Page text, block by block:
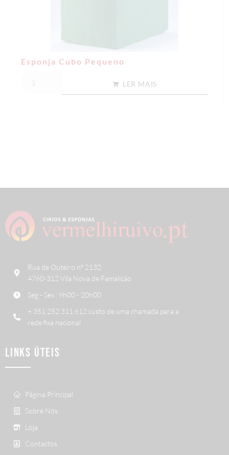
Esponja Cubo Pequeno
LER MAIS
Rua de Outeiro nº 2132
4760-312 Vila Nova de Famalicão
Seg - Sex : 9h00 - 20h00
+ 351 252 311 612 custo de uma chamada para a
rede fixa nacional
LINKS ÚTEIS
Página Principal
Sobré Nós
Loja
Contactos